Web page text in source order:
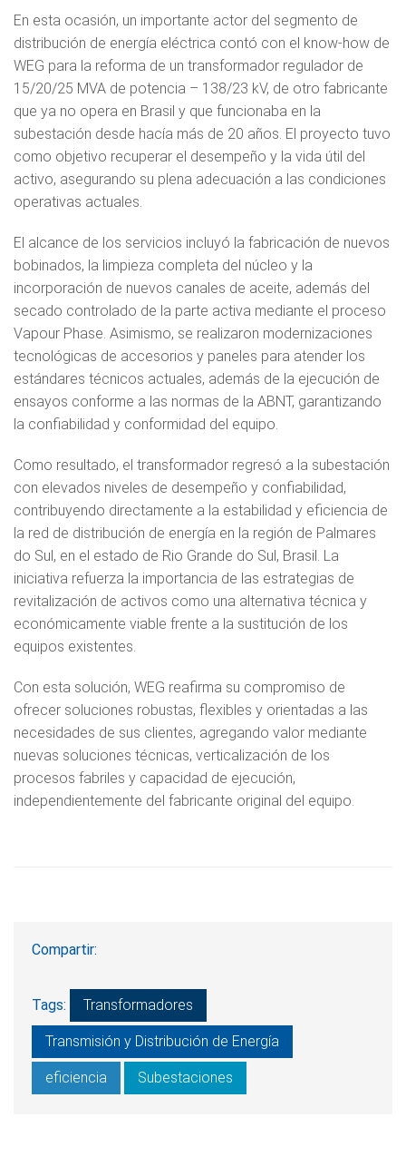
En esta ocasión, un importante actor del segmento de
distribución de energía eléctrica contó con el know-how de
WEG para la reforma de un transformador regulador de
15/20/25 MVA de potencia – 138/23 kV, de otro fabricante
que ya no opera en Brasil y que funcionaba en la
subestación desde hacía más de 20 años. El proyecto tuvo
como objetivo recuperar el desempeño y la vida útil del
activo, asegurando su plena adecuación a las condiciones
operativas actuales.
El alcance de los servicios incluyó la fabricación de nuevos
bobinados, la limpieza completa del núcleo y la
incorporación de nuevos canales de aceite, además del
secado controlado de la parte activa mediante el proceso
Vapour Phase. Asimismo, se realizaron modernizaciones
tecnológicas de accesorios y paneles para atender los
estándares técnicos actuales, además de la ejecución de
ensayos conforme a las normas de la ABNT, garantizando
la confiabilidad y conformidad del equipo.
Como resultado, el transformador regresó a la subestación
con elevados niveles de desempeño y confiabilidad,
contribuyendo directamente a la estabilidad y eficiencia de
la red de distribución de energía en la región de Palmares
do Sul, en el estado de Rio Grande do Sul, Brasil. La
iniciativa refuerza la importancia de las estrategias de
revitalización de activos como una alternativa técnica y
económicamente viable frente a la sustitución de los
equipos existentes.
Con esta solución, WEG reafirma su compromiso de
ofrecer soluciones robustas, flexibles y orientadas a las
necesidades de sus clientes, agregando valor mediante
nuevas soluciones técnicas, verticalización de los
procesos fabriles y capacidad de ejecución,
independientemente del fabricante original del equipo.
Compartir:
Tags: Transformadores
Transmisión y Distribución de Energía
eficiencia Subestaciones